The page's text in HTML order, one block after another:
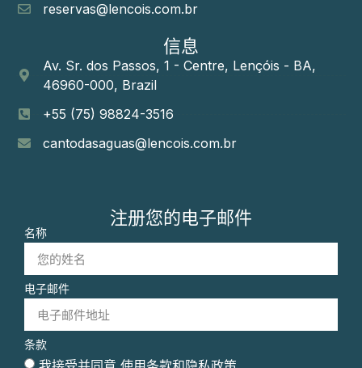
reservas@lencois.com.br
信息
Av. Sr. dos Passos, 1 - Centre, Lençóis - BA,
46960-000, Brazil
+55 (75) 98824-3516
cantodasaguas@lencois.com.br
注册您的电子邮件
名称
电子邮件
条款